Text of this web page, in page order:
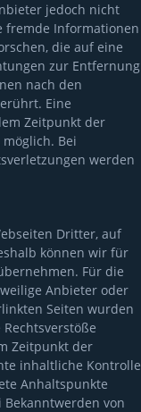
jedoch nicht
fremde Informationen
die auf eine
zur Entfernung
nach den
Eine
Zeitpunkt der
Bei
werden
Dritter, auf
können wir für
Für die
Anbieter oder
Seiten wurden
Zeitpunkt der
inhaltliche Kontrolle
Anhaltspunkte
von